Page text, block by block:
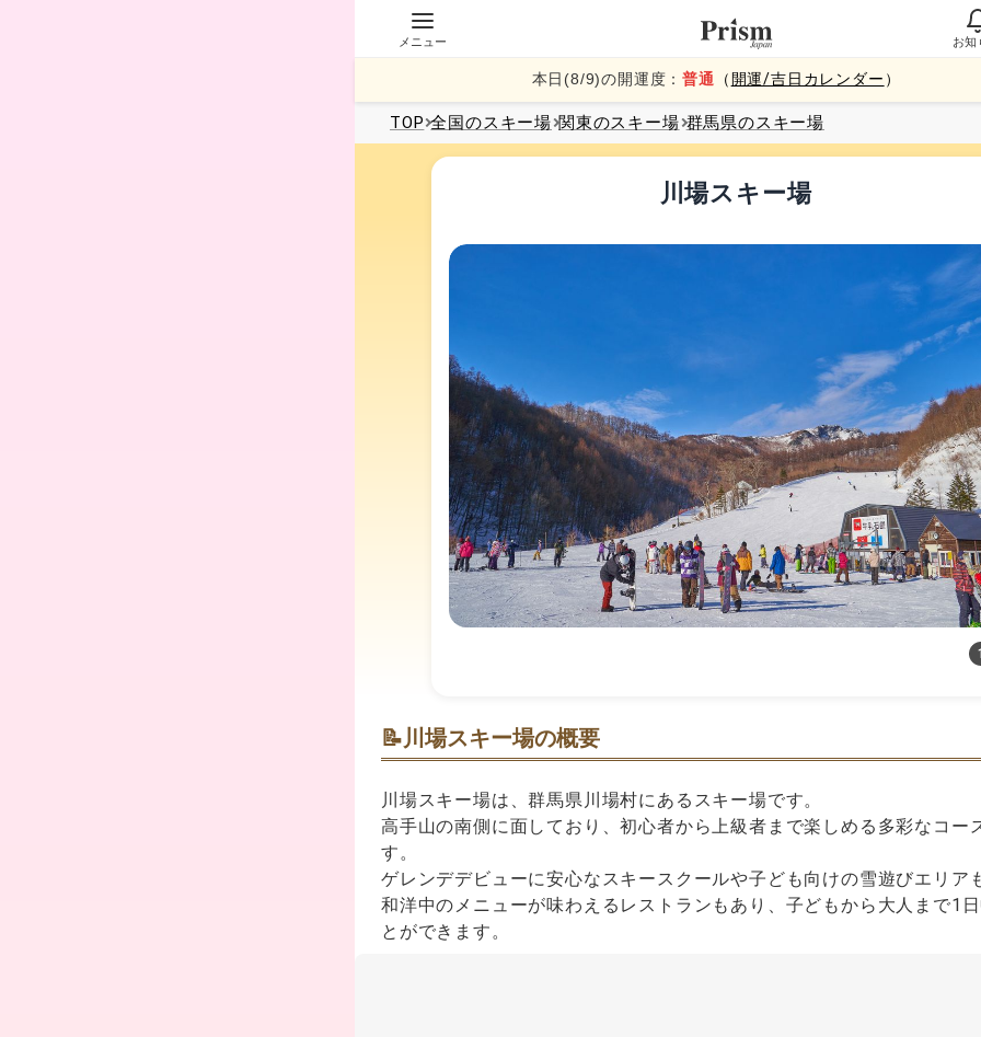
メニュー お知
本日(8/9)の開運度：普通 （ 開運/吉日カレンダー ）
TOP 全国のスキー場 関東のスキー場 群馬県のスキー場
川場スキー場
1
📝川場スキー場の概要
川場スキー場は、群馬県川場村にあるスキー場です。
高手山の南側に面しており、初心者から上級者まで楽しめる多彩なコー
す。
ゲレンデデビューに安心なスキースクールや子ども向けの雪遊びエリア
和洋中のメニューが味わえるレストランもあり、子どもから大人まで1
とができます。